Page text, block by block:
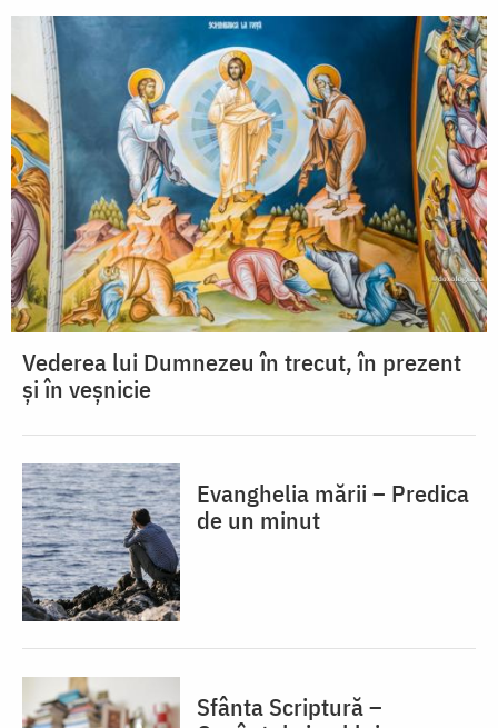
Vederea lui Dumnezeu în trecut, în prezent
și în veșnicie
Evanghelia mării – Predica
de un minut
Sfânta Scriptură –